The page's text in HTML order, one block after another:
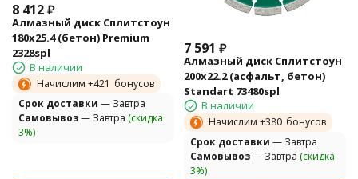
8 412₽
Алмазный диск Сплитстоун
180х25.4 (бетон) Premium
2328spl
В наличии
Начислим +421 бонусов
Cрок доставки — Завтра
Самовывоз— Завтра (скидка
3%)
7 591 ₽
Алмазный диск Сплитстоун
200х22.2 (асфальт, бетон)
Standart 73480spl
В наличии
Начислим +380 бонусов
Cрок доставки — Завтра
Самовывоз— Завтра (скидка
3%)